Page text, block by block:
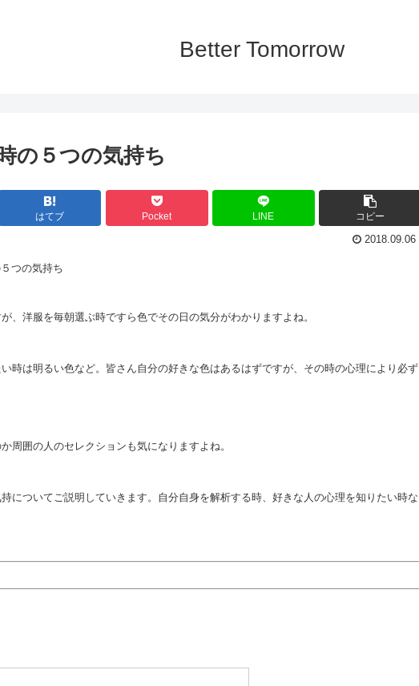
Better Tomorrow
の５つの気持ち
はてブ Pocket LINE コピー
2018.09.06
、洋服を毎朝選ぶ時ですら色でその日の気分がわかりますよね。
時は明るい色など。皆さん自分の好きな色はあるはずですが、その時の心理により必ず
周囲の人のセレクションも気になりますよね。
についてご説明していきます。自分自身を解析する時、好きな人の心理を知りたい時な